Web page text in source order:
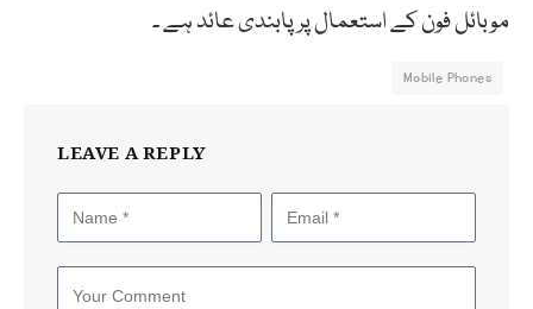
موبائل فون کے استعمال پر پابندی عائد ہے ۔
Mobile Phones
LEAVE A REPLY